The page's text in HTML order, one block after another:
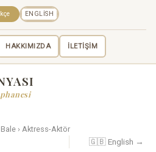
HAKKIMIZDA İLETİŞİM
ENGLISH
› Aktress-Aktör
🇬🇧 English →